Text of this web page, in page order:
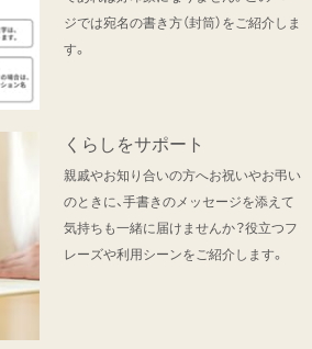
ジでは宛名の書き方（封筒）をご紹介しま
す。
くらしをサポート
親戚やお知り合いの方へお祝いやお弔い
のときに、手書きのメッセージを添えて
気持ちも一緒に届けませんか？役立つフ
レーズや利用シーンをご紹介します。